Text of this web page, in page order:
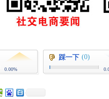
0.00%
踩一下 (0)